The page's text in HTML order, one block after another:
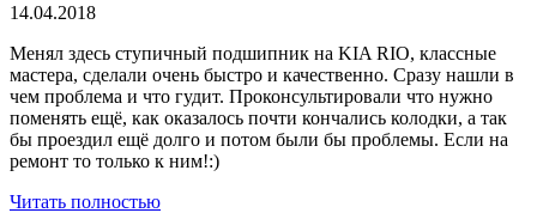
14.04.2018
Менял здесь ступичный подшипник на KIA RIO, классные
мастера, сделали очень быстро и качественно. Сразу нашли в
чем проблема и что гудит. Проконсультировали что нужно
поменять ещё, как оказалось почти кончались колодки, а так
бы проездил ещё долго и потом были бы проблемы. Если на
ремонт то только к ним!:)
Читать полностью